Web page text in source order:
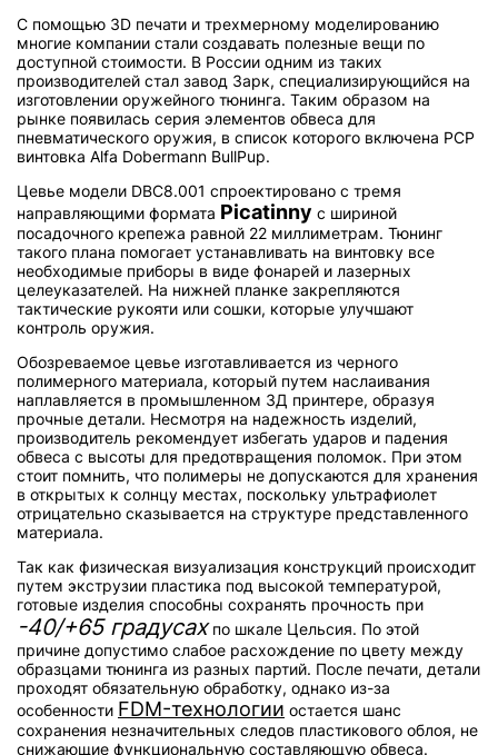
С помощью 3D печати и трехмерному моделированию
многие компании стали создавать полезные вещи по
доступной стоимости. В России одним из таких
производителей стал завод Зарк, специализирующийся на
изготовлении оружейного тюнинга. Таким образом на
рынке появилась серия элементов обвеса для
пневматического оружия, в список которого включена PCP
винтовка Alfa Dobermann BullPup.
Цевье модели DBC8.001 спроектировано с тремя
направляющими формата Picatinny с шириной
посадочного крепежа равной 22 миллиметрам. Тюнинг
такого плана помогает устанавливать на винтовку все
необходимые приборы в виде фонарей и лазерных
целеуказателей. На нижней планке закрепляются
тактические рукояти или сошки, которые улучшают
контроль оружия.
Обозреваемое цевье изготавливается из черного
полимерного материала, который путем наслаивания
наплавляется в промышленном 3Д принтере, образуя
прочные детали. Несмотря на надежность изделий,
производитель рекомендует избегать ударов и падения
обвеса с высоты для предотвращения поломок. При этом
стоит помнить, что полимеры не допускаются для хранения
в открытых к солнцу местах, поскольку ультрафиолет
отрицательно сказывается на структуре представленного
материала.
Так как физическая визуализация конструкций происходит
путем экструзии пластика под высокой температурой,
готовые изделия способны сохранять прочность при
-40/+65 градусахпо шкале Цельсия. По этой
причине допустимо слабое расхождение по цвету между
образцами тюнинга из разных партий. После печати, детали
проходят обязательную обработку, однако из-за
особенности FDM-технологии остается шанс
сохранения незначительных следов пластикового облоя, не
снижающие функциональную составляющую обвеса.